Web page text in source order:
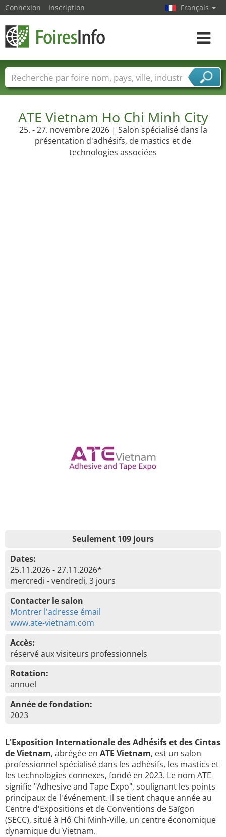
ATE Vietnam Ho Chi Minh City
25. - 27. novembre 2026 | Salon spécialisé dans la
présentation d'adhésifs, de mastics et de
technologies associées
Seulement 109 jours
Dates:
25.11.2026 - 27.11.2026*
mercredi - vendredi, 3 jours
Contacter le salon
Montrer l'adresse émail
www.ate-vietnam.com
Accès:
réservé aux visiteurs professionnels
Rotation:
annuel
Année de fondation:
2023
L'Exposition Internationale des Adhésifs et des Cintas
de Vietnam, abrégée en ATE Vietnam, est un salon
professionnel spécialisé dans les adhésifs, les mastics et
les technologies connexes, fondé en 2023. Le nom ATE
signifie "Adhesive and Tape Expo", soulignant les points
principaux de l'événement. Il se tient chaque année au
Centre d'Expositions et de Conventions de Saïgon
(SECC), situé à Hô Chi Minh-Ville, un centre économique
dynamique du Vietnam.
Connexion Inscription Français
Toggle
Foire noms Pays Villes
Secteurs de foire